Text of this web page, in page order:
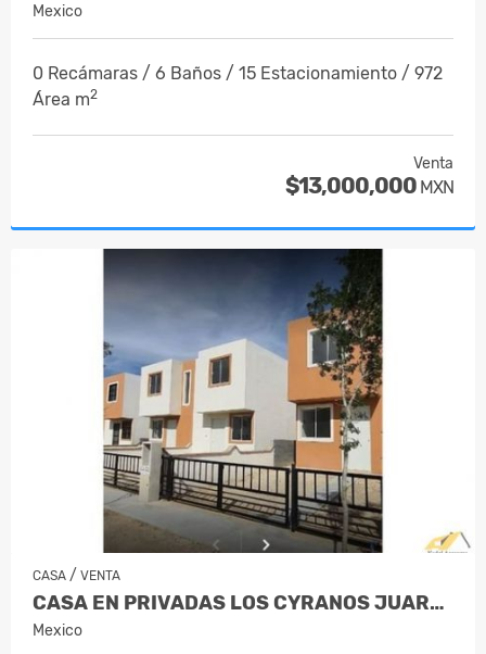
Mexico
0 Recámaras / 6 Baños / 15 Estacionamiento / 972
Área m2
Venta
$13,000,000 MXN
CASA / VENTA
CASA EN PRIVADAS LOS CYRANOS JUAREZ N…
Mexico